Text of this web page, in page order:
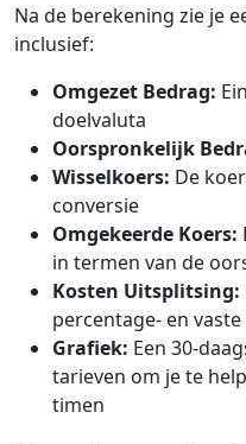
Na de berekening zie je
inclusief:
Omgezet Bedrag:
doelvaluta
Oorspronkelijk
Wisselkoers: De
conversie
Omgekeerde Koers:
in termen van de
Kosten Uitsplitsing:
percentage- en
Grafiek: Een 30-
tarieven om je te
timen